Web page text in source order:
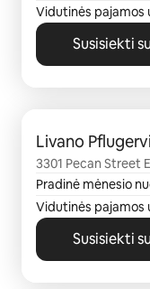
Vidutinės pajamos
Susisiekti
Livano
3301 Pecan Street
Pradinė mėnesio
Vidutinės pajamos
Susisiekti